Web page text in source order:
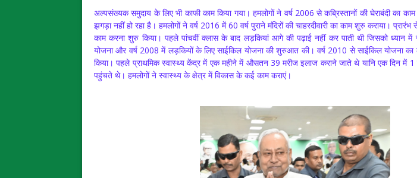
अल्पसंख्यक समुदाय के लिए भी काफी काम किया गया। हमलोगों ने वर्ष 2006 से कब्रिस्तानों की घेराबंदी का
झगड़ा नहीं हो रहा है। हमलोगों ने वर्ष 2016 में 60 वर्ष पुराने मंदिरों की चाहरदीवारी का काम शुरु कराया।
काम करना शुरु किया। पहले पांचवीं क्लास के बाद लड़कियां आगे की पढ़ाई नहीं कर पाती थी जिसको ध्यान में
योजना और वर्ष 2008 में लड़‌कियों के लिए साईकिल योजना की शुरुआत की। वर्ष 2010 से साईकिल योजना
किया। पहले प्राथमिक स्वास्थ्य केंद्र में एक महीने में औसतन 39 मरीज इलाज कराने जाते थे यानि एक दिन में 1
पहुंचते थे। हमलोगों ने स्वास्थ्य के क्षेत्र में विकास के कई काम कराएं।